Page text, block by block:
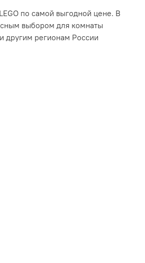
по самой выгодной цене. В
выбором для комнаты
другим регионам России